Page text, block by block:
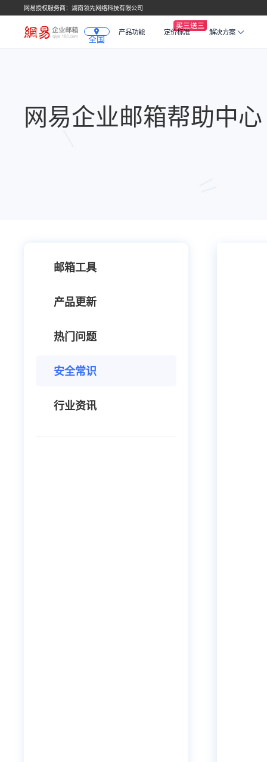
网易授权服务商：湖南领先网络科技有限公司
全国
产品功能 定价标准 解决方案
网易企业邮箱帮助中心
邮箱工具
产品更新
热门问题
安全常识
行业资讯